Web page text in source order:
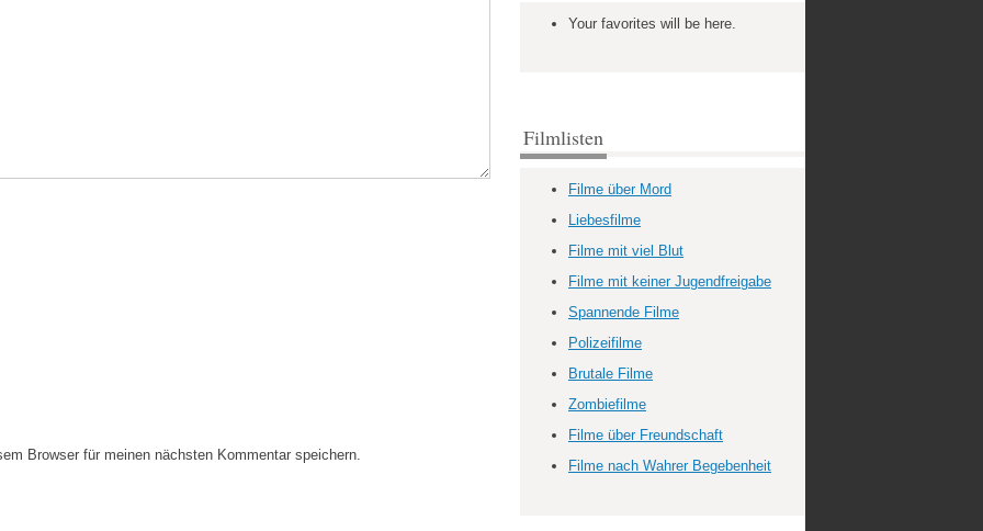
Browser für meinen nächsten Kommentar speichern.
Your favorites will be here.
Filmlisten
Filme über Mord
Liebesfilme
Filme mit viel Blut
Filme mit keiner Jugendfreigabe
Spannende Filme
Polizeifilme
Brutale Filme
Zombiefilme
Filme über Freundschaft
Filme nach Wahrer Begebenheit